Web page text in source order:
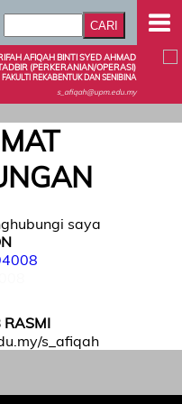
AFIQAH BINTI SYED AHMAD
(PERKERANIAN/OPERASI)
FAKULTI REKABENTUK DAN SENIBINA
s_afiqah@upm.edu.my
saya
s_afiqah